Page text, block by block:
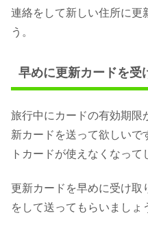
連絡をして新しい住所に更
う。
早めに更新カードを受
旅行中にカードの有効期限
新カードを送って欲しいで
トカードが使えなくなって
更新カードを早めに受け取
をして送ってもらいましょ